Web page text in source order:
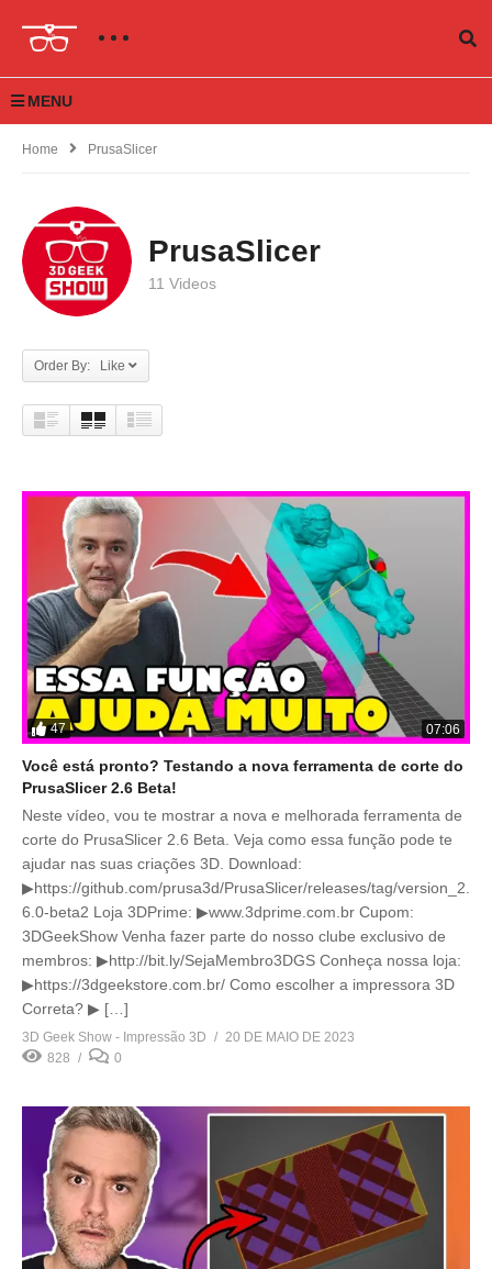
MENU
Home PrusaSlicer
PrusaSlicer
11 Videos
Order By: Like
47 07:06
Você está pronto? Testando a nova ferramenta de corte do
PrusaSlicer 2.6 Beta!
Neste vídeo, vou te mostrar a nova e melhorada ferramenta de
corte do PrusaSlicer 2.6 Beta. Veja como essa função pode te
ajudar nas suas criações 3D. Download:
▶https://github.com/prusa3d/PrusaSlicer/releases/tag/version_2.
6.0-beta2 Loja 3DPrime: ▶www.3dprime.com.br Cupom:
3DGeekShow Venha fazer parte do nosso clube exclusivo de
membros: ▶http://bit.ly/SejaMembro3DGS Conheça nossa loja:
▶https://3dgeekstore.com.br/ Como escolher a impressora 3D
Correta? ▶ […]
3D Geek Show - Impressão 3D
20 DE MAIO DE 2023
828
0